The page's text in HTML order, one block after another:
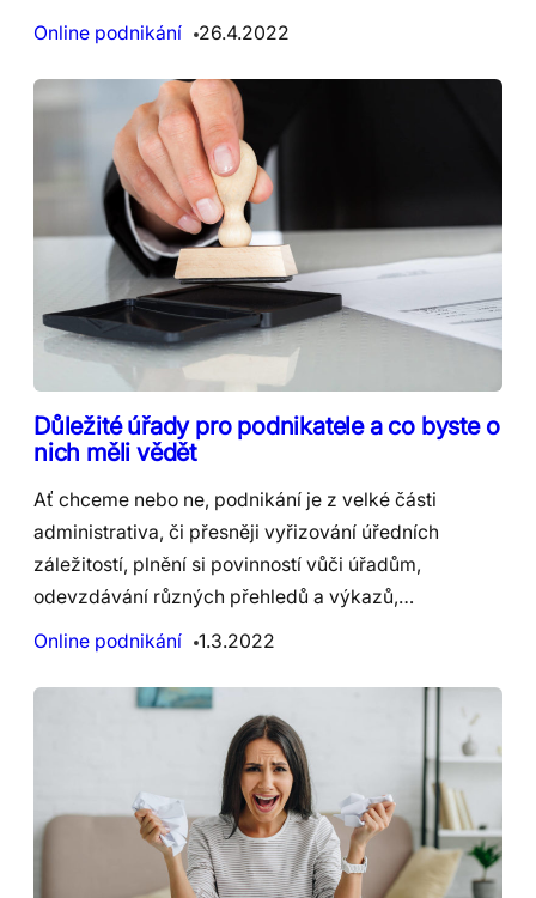
Online podnikání 26.4.2022
Důležité úřady pro podnikatele a co byste o
nich měli vědět
Ať chceme nebo ne, podnikání je z velké části
administrativa, či přesněji vyřizování úředních
záležitostí, plnění si povinností vůči úřadům,
odevzdávání různých přehledů a výkazů,…
Online podnikání
1.3.2022